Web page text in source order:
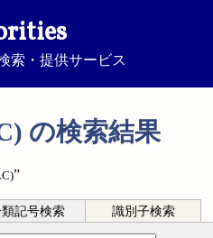
索・提供サービス
の検索結果
”
記号検索 識別子検索